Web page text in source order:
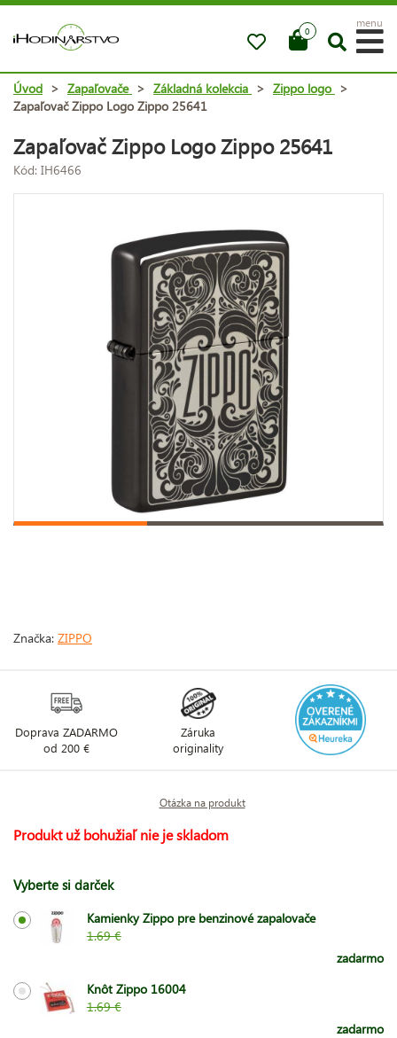
0
menu
Úvod > Zapaľovače > Základná kolekcia > Zippo logo >
Zapaľovač Zippo Logo Zippo 25641
Zapaľovač Zippo Logo Zippo 25641
Kód: IH6466
Značka: ZIPPO
Doprava ZADARMO
od 200 €
Záruka
originality
Otázka na produkt
Produkt už bohužiaľ nie je skladom
Vyberte si darček
Kamienky Zippo pre benzinové zapalovače
1.69 €
zadarmo
Knôt Zippo 16004
1.69 €
zadarmo